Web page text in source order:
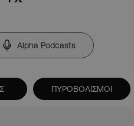
Alpha Podcasts
ΠΥΡΟΒΟΛΙΣΜΟΙ